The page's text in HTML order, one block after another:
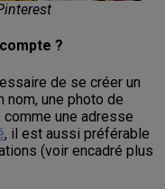
?
de se créer un
nom, une photo de
une adresse
, il est aussi préférable
(voir encadré plus